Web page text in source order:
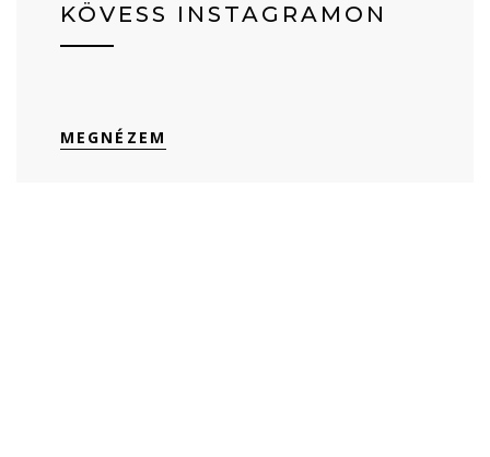
KÖVESS INSTAGRAMON
MEGNÉZEM